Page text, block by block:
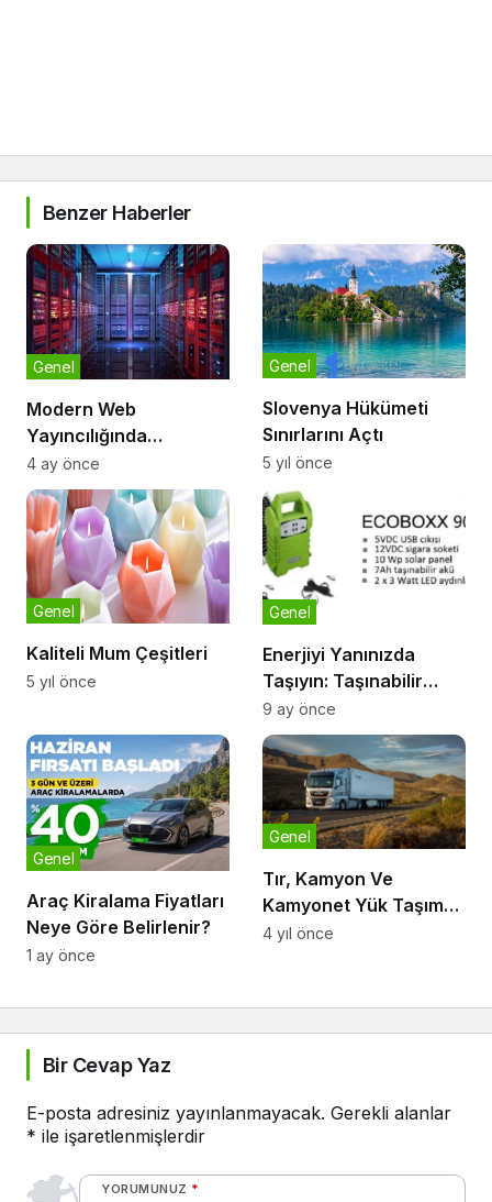
Benzer Haberler
Modern Web
Yayıncılığında
Barındırma Stratejileri
Genel
4 ay önce
Slovenya Hükümeti
Sınırlarını Açtı
Genel
5 yıl önce
Kaliteli Mum Çeşitleri
Genel
5 yıl önce
Enerjiyi Yanınızda
Taşıyın: Taşınabilir
Güneş Paneli ile Özgür
Güç
Genel
9 ay önce
Araç Kiralama Fiyatları
Neye Göre Belirlenir?
Genel
1 ay önce
Tır, Kamyon Ve
Kamyonet Yük Taşıma
Sınırları
Genel
4 yıl önce
Bir Cevap Yaz
E-posta adresiniz yayınlanmayacak. Gerekli alanlar
* ile işaretlenmişlerdir
YORUMUNUZ *